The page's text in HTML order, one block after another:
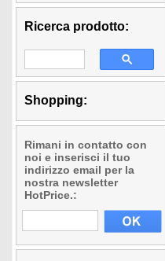
Ricerca prodotto:
Shopping:
Rimani in contatto con
noi e inserisci il tuo
indirizzo email per la
nostra newsletter
HotPrice.: